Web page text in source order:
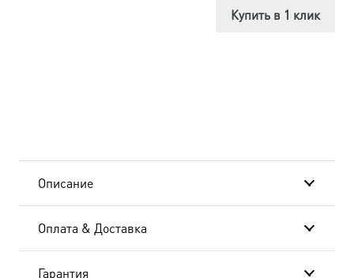
Купить в 1 клик
Описание
Оплата & Доставка
Гарантия